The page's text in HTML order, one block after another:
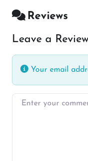
Reviews
Leave a Review
Your email
Enter your comment